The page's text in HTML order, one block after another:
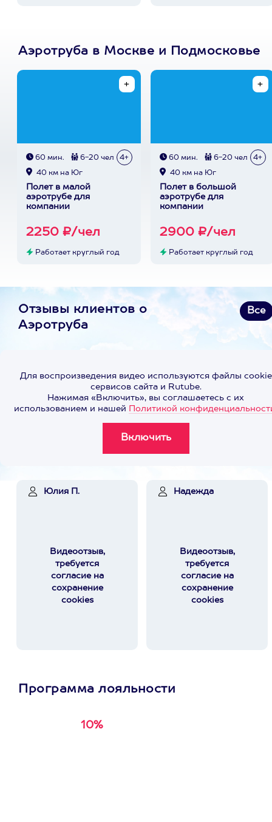
Аэротруба в Москве и Подмосковье
60 мин. 6-20 чел 4+
40 км на Юг
Полет в малой
аэротрубе для
компании
2250 ₽/чел
Работает круглый год
60 мин. 6-20 чел 4+
40 км на Юг
Полет в большой
аэротрубе для
компании
2900 ₽/чел
Работает круглый год
Отзывы клиентов о
Аэротруба
Все
Для воспроизведения видео используются файлы cookie
сервисов сайта и Rutube.
Нажимая «Включить», вы соглашаетесь с их
использованием и нашей Политикой
Юлия П.
Видеоотзыв,
требуется
согласие на
сохранение
cookies
Надежда
Видеоотзыв,
требуется
согласие на
сохранение
cookies
Программа лояльности
10%